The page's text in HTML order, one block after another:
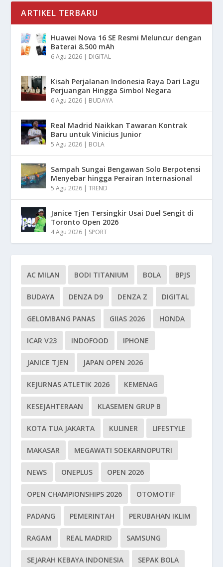
ARTIKEL TERBARU
Huawei Nova 16 SE Resmi Meluncur dengan
Baterai 8.500 mAh
6 Agu 2026 | DIGITAL
Kisah Perjalanan Indonesia Raya Dari Lagu
Perjuangan Hingga Simbol Negara
6 Agu 2026 | BUDAYA
Real Madrid Naikkan Tawaran Kontrak
Baru untuk Vinicius Junior
5 Agu 2026 | BOLA
Sampah Sungai Bengawan Solo Berpotensi
Menyebar hingga Perairan Internasional
5 Agu 2026 |TREND
Janice Tjen Tersingkir Usai Duel Sengit di
Toronto Open 2026
4 Agu 2026 | SPORT
AC MILAN BODI TITANIUM BOLA BPJS
BUDAYA DENZA D9 DENZA Z DIGITAL
GELOMBANG PANAS GIIAS 2026 HONDA
ICAR V23 INDOFOOD IPHONE
JANICE TJEN JAPAN OPEN 2026
KEJURNAS ATLETIK 2026 KEMENAG
KESEJAHTERAAN KLASEMEN GRUP B
KOTA TUA JAKARTA KULINER LIFESTYLE
MAKASAR MEGAWATI SOEKARNOPUTRI
NEWS ONEPLUS OPEN 2026
OPEN CHAMPIONSHIPS 2026 OTOMOTIF
PADANG PEMERINTAH PERUBAHAN IKLIM
RAGAM REAL MADRID SAMSUNG
SEJARAH KEBAYA INDONESIA SEPAK BOLA